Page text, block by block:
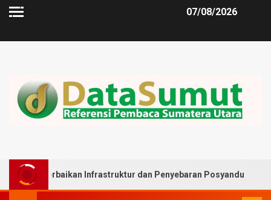
07/08/2026
Infrastruktur dan Penyebaran Posyandu